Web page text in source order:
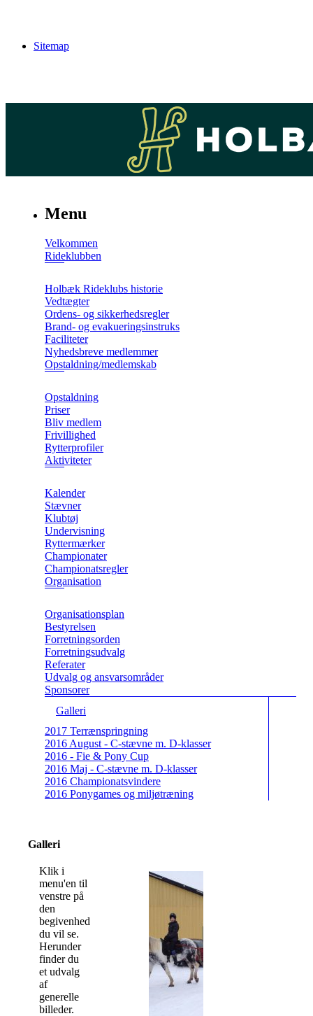
Sitemap
Menu
Velkommen
Rideklubben
Holbæk Rideklubs historie
Vedtægter
Ordens- og sikkerhedsregler
Brand- og evakueringsinstruks
Faciliteter
Nyhedsbreve medlemmer
Opstaldning/medlemskab
Opstaldning
Priser
Bliv medlem
Frivillighed
Rytterprofiler
Aktiviteter
Kalender
Stævner
Klubtøj
Undervisning
Ryttermærker
Championater
Championatsregler
Organisation
Organisationsplan
Bestyrelsen
Forretningsorden
Forretningsudvalg
Referater
Udvalg og ansvarsområder
Sponsorer
Galleri
2017 Terrænspringning
2016 August - C-stævne m. D-klasser
2016 - Fie & Pony Cup
2016 Maj - C-stævne m. D-klasser
2016 Championatsvindere
2016 Ponygames og miljøtræning
Galleri
Klik i
menu'en til
venstre på
den
begivenhed
du vil se.
Herunder
finder du
et udvalg
af
generelle
billeder.